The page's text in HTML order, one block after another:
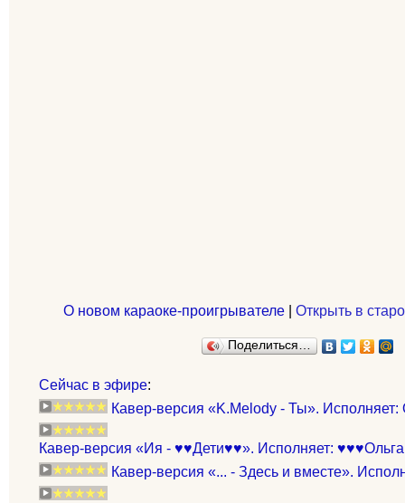
О новом караоке-проигрывателе| Открыть в
Поделиться…
Сейчас в эфире:
Кавер-версия «K.Melody - Ты».
Кавер-версия «Ия - ♥♥Дети♥♥». Исполняет:
Кавер-версия «... - Здесь и вместе».